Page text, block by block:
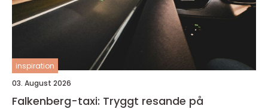
inspiration
03. August 2026
Falkenberg-taxi: Tryggt resande på